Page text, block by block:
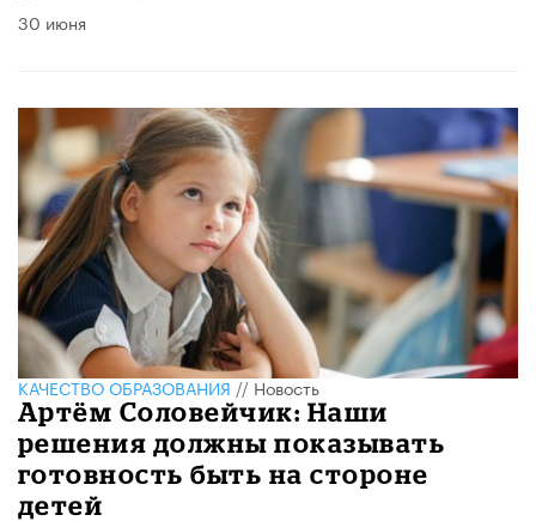
30 июня
КАЧЕСТВО ОБРАЗОВАНИЯ//Новость
Артём Соловейчик: Наши
решения должны показывать
готовность быть на стороне
детей